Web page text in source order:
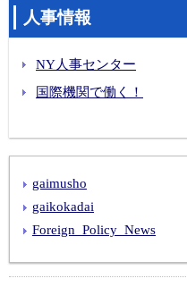
人事情報
NY人事センター
国際機関で働く！
gaimusho
gaikokadai
Foreign_Policy_News